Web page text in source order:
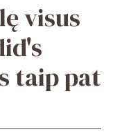
visus
taip pat